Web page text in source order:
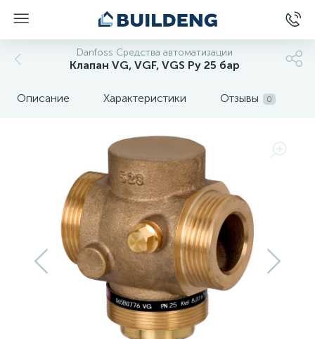
Danfoss Средства автоматизации
Клапан VG, VGF, VGS Ру 25 бар
Описание Характеристики Отзывы 0